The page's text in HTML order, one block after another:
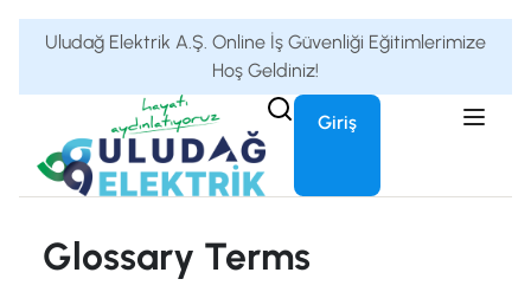
Uludağ Elektrik A.Ş. Online İş Güvenliği Eğitimlerimize
Hoş Geldiniz!
Giriş
Glossary Terms